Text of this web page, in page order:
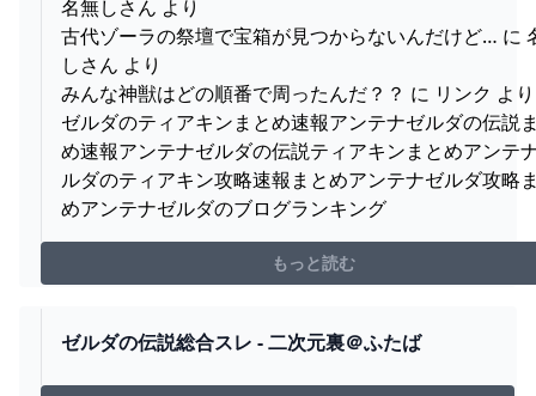
名無しさん より
古代ゾーラの祭壇で宝箱が見つからないんだけど… に
しさん より
みんな神獣はどの順番で周ったんだ？？ に リンク より
ゼルダのティアキンまとめ速報アンテナゼルダの伝説
め速報アンテナゼルダの伝説ティアキンまとめアンテ
ルダのティアキン攻略速報まとめアンテナゼルダ攻略
めアンテナゼルダのブログランキング
もっと読む
ゼルダの伝説総合スレ - 二次元裏＠ふたば